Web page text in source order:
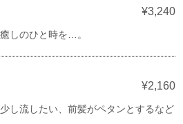
¥3,240
しのひと時を…。
¥2,160
し流したい、前髪がペタンとするなど